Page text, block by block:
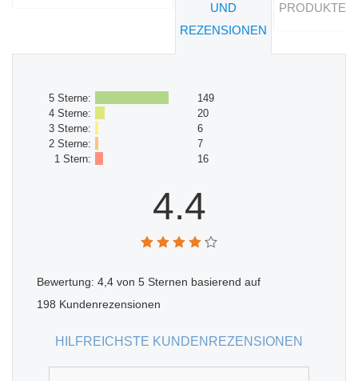
UND
REZENSIONEN
PRODUKTE
5 Sterne:
149
4 Sterne:
20
3 Sterne:
6
2 Sterne:
7
1 Stern:
16
4.4
Bewertung: 4,4 von 5 Sternen basierend auf
198 Kundenrezensionen
HILFREICHSTE KUNDENREZENSIONEN